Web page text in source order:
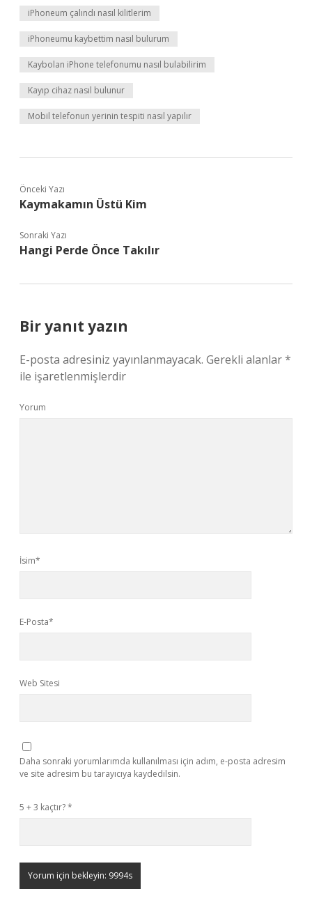
iPhoneum çalındı nasıl kilitlerim
iPhoneumu kaybettim nasıl bulurum
Kaybolan iPhone telefonumu nasıl bulabilirim
Kayıp cihaz nasıl bulunur
Mobil telefonun yerinin tespiti nasıl yapılır
Önceki Yazı
Kaymakamın Üstü Kim
Sonraki Yazı
Hangi Perde Önce Takılır
Bir yanıt yazın
E-posta adresiniz yayınlanmayacak. Gerekli alanlar*
ile işaretlenmişlerdir
Yorum
İsim*
E-Posta*
Web Sitesi
Daha sonraki yorumlarımda kullanılması için adım, e-posta adresim
ve site adresim bu tarayıcıya kaydedilsin.
5 + 3 kaçtır?*